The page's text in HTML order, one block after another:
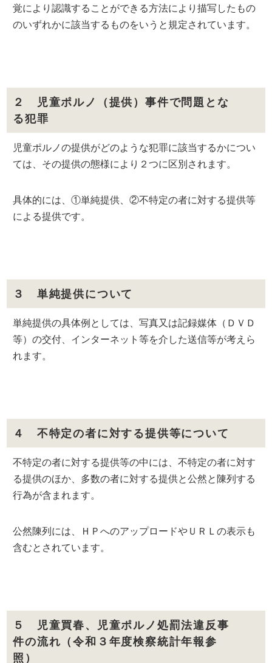
覚により認識することができる方法により描写したもの
のいずれかに該当するものをいうと規定されています。
２ 児童ポルノ（提供）事件で問題とな
る犯罪
児童ポルノの提供がどのような犯罪に該当するかについ
ては、その提供の態様により２つに区別されます。
具体的には、①単純提供、②不特定の者に対する提供等
による提供です。
３ 単純提供について
単純提供の具体例としては、写真又は記録媒体（ＤＶＤ
等）の交付、インターネット等を介した送信等が考えら
れます。
４ 不特定の者に対する提供等について
不特定の者に対する提供等の中には、不特定の者に対す
る提供のほか、多数の者に対する提供と公然と陳列する
行為が含まれます。
公然陳列には、ＨＰへのアップロードやＵＲＬの表示も
含むとされています。
５ 児童買春、児童ポルノ処罰法違反事
件の流れ（令和３年度検察統計年報参
照）